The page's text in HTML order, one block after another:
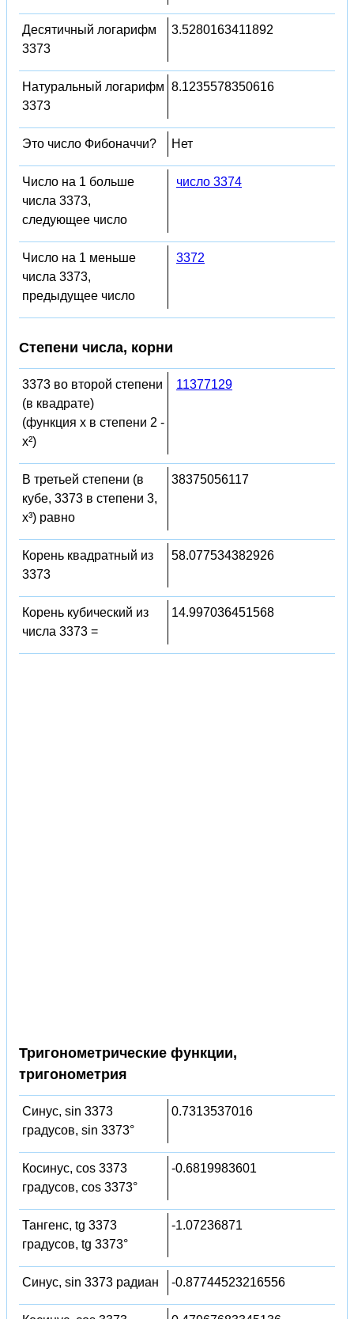
Десятичный логарифм
3373
3.5280163411892
Натуральный логарифм
3373
8.1235578350616
Это число Фибоначчи? Нет
Число на 1 больше
числа 3373,
следующее число
число 3374
Число на 1 меньше
числа 3373,
предыдущее число
3372
Степени числа, корни
3373 во второй степени
(в квадрате)
(функция x в степени 2 -
x²)
11377129
В третьей степени (в
кубе, 3373 в степени 3,
x³) равно
38375056117
Корень квадратный из
3373
58.077534382926
Корень кубический из
числа 3373 =
14.997036451568
Тригонометрические функции,
тригонометрия
Синус, sin 3373
градусов, sin 3373°
0.7313537016
Косинус, cos 3373
градусов, cos 3373°
-0.6819983601
Тангенс, tg 3373
градусов, tg 3373°
-1.07236871
Синус, sin 3373 радиан -0.87744523216556